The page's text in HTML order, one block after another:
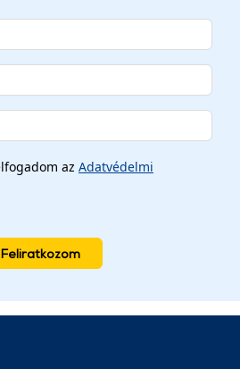
az Adatvédelmi
Feliratkozom